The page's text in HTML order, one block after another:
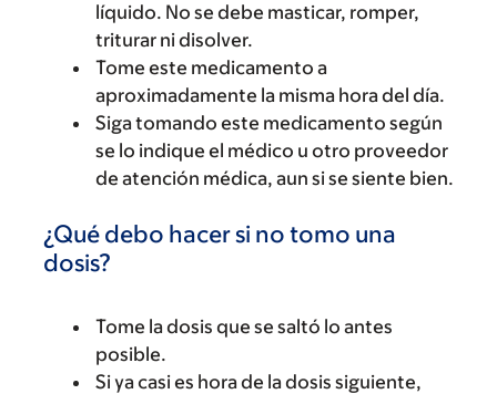
líquido. No se debe masticar, romper,
triturar ni disolver.
Tome este medicamento a
aproximadamente la misma hora del día.
Siga tomando este medicamento según
se lo indique el médico u otro proveedor
de atención médica, aun si se siente bien.
¿Qué debo hacer si no tomo una
dosis?
Tome la dosis que se saltó lo antes
posible.
Si ya casi es hora de la dosis siguiente,